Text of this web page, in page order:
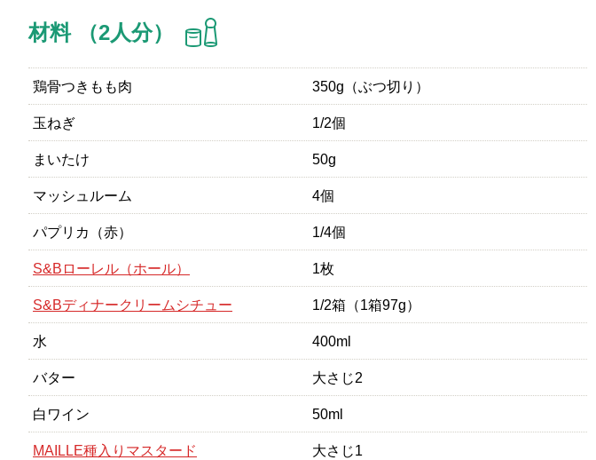
材料 （2人分）
鶏骨つきもも肉 350g（ぶつ切り）
玉ねぎ 1/2個
まいたけ 50g
マッシュルーム 4個
パプリカ（赤） 1/4個
S&Bローレル（ホール） 1枚
S&Bディナークリームシチュー 1/2箱（1箱97g）
水 400ml
バター 大さじ2
白ワイン 50ml
MAILLE種入りマスタード 大さじ1